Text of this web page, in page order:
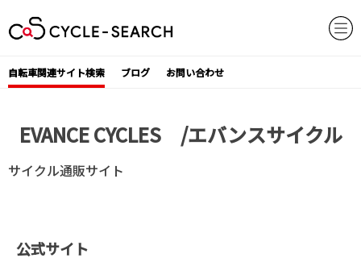
to
content
自転車関連サイト検索 ブログ お問い合わせ
EVANCE CYCLES /エバンスサイクル
サイクル通販サイト
公式サイト